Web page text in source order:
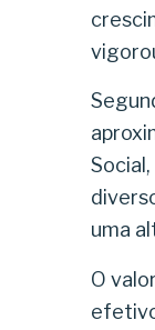
uma
O